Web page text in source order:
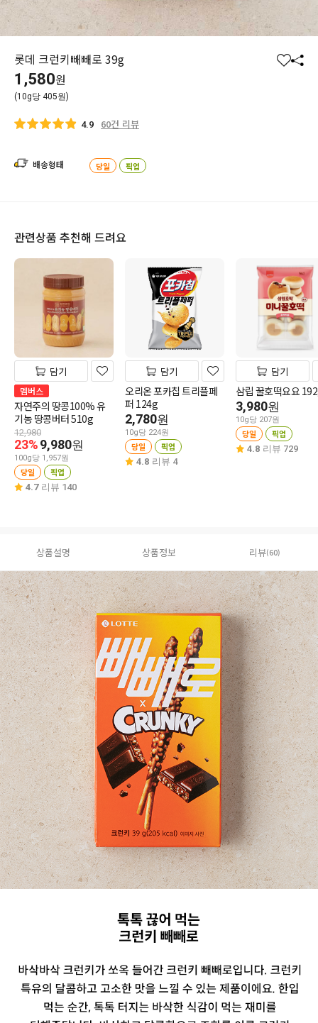
롯데 크런키빼빼로 39g
찜 공
1,580원
(10g당 405원)
4.9 60건 리뷰
배송형태 당일 픽업
관련상품 추천해 드려요
담기
멤버스
자연주의 땅콩100% 유
기농 땅콩버터 510g
12,980
23%9,980원
100g당 1,957원
당일 픽업
4.7 리뷰 140
담기
오리온 포카칩 트리플페
퍼 124g
2,780원
10g당 224원
당일 픽업
4.8 리뷰 4
담기
삼립 꿀호떡요요
3,980원
10g당 207원
당일 픽업
4.8 리뷰 729
상품설명 상품정보 리뷰(60)